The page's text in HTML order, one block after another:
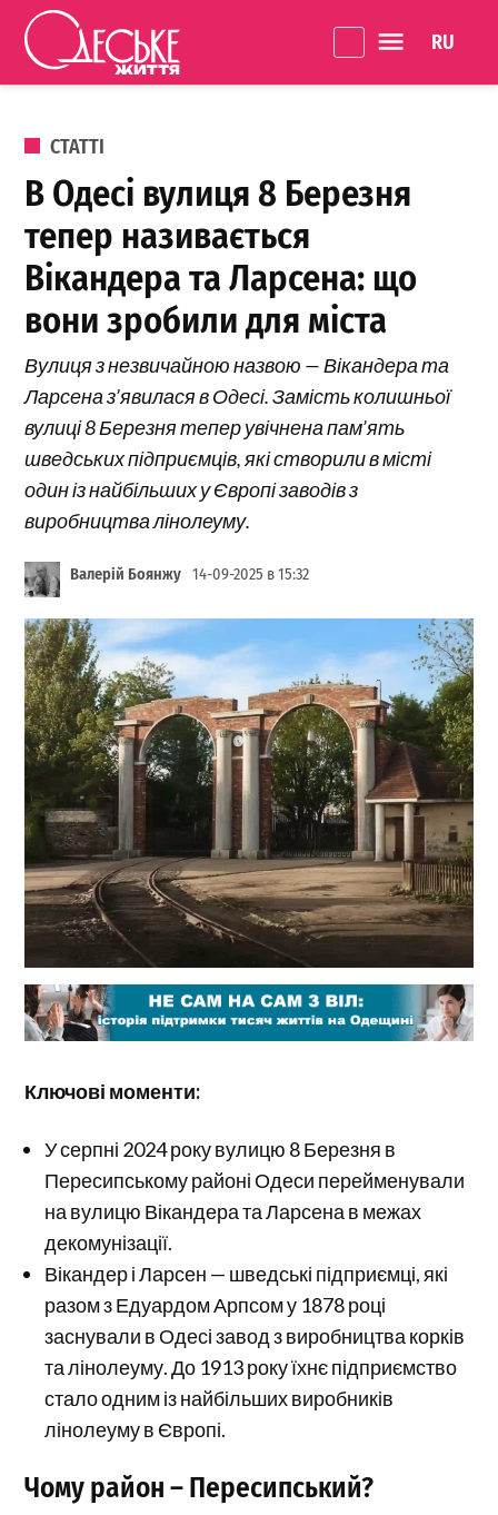
Перейти до вмісту
Життя
ОПУБЛІКОВАНО В
СТАТТІ
В Одесі вулиця 8 Березня
тепер називається
Вікандера та Ларсена: що
вони зробили для міста
Вулиця з незвичайною назвою — Вікандера та
Ларсена з’явилася в Одесі. Замість колишньої
вулиці 8 Березня тепер увічнена пам’ять
шведських підприємців, які створили в місті
один із найбільших у Європі заводів з
виробництва лінолеуму.
Валерій Боянжу 14-09-2025 в 15:32
Ключові моменти:
У серпні 2024 року вулицю 8 Березня в
Пересипському районі Одеси перейменували
на вулицю Вікандера та Ларсена в межах
декомунізації.
Вікандер і Ларсен — шведські підприємці, які
разом з Едуардом Арпсом у 1878 році
заснували в Одесі завод з виробництва корків
та лінолеуму. До 1913 року їхнє підприємство
стало одним із найбільших виробників
лінолеуму в Європі.
Чому район – Пересипський?